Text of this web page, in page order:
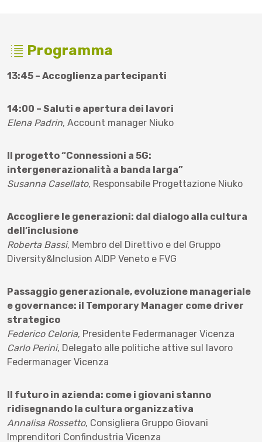
Programma
13:45 – Accoglienza partecipanti
14:00 – Saluti e apertura dei lavori
Elena Padrin, Account manager Niuko
Il progetto “Connessioni a 5G:
intergenerazionalità a banda larga”
Susanna Casellato, Responsabile Progettazione Niuko
Accogliere le generazioni: dal dialogo alla cultura
dell’inclusione
Roberta Bassi, Membro del Direttivo e del Gruppo
Diversity&Inclusion AIDP Veneto e FVG
Passaggio generazionale, evoluzione manageriale
e governance: il Temporary Manager come driver
strategico
Federico Celoria, Presidente Federmanager Vicenza
Carlo Perini, Delegato alle politiche attive sul lavoro
Federmanager Vicenza
Il futuro in azienda: come i giovani stanno
ridisegnando la cultura organizzativa
Annalisa Rossetto, Consigliera Gruppo Giovani
Imprenditori Confindustria Vicenza